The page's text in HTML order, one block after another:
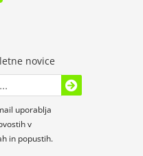
novice
uporablja
v
in popustih.